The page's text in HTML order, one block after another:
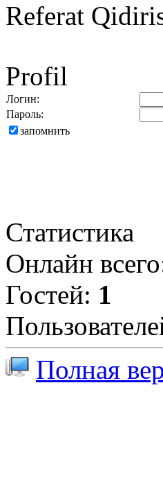
Referat
Profil
Логин:
Пароль:
запомнить
Статистика
Онлайн
Гостей: 1
Полная